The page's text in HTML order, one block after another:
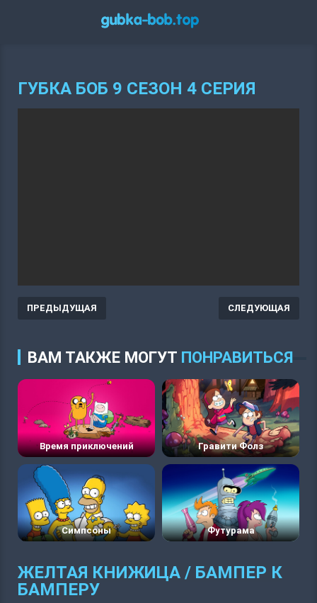
ГУБКА БОБ 9 СЕЗОН 4 СЕРИЯ
ПРЕДЫДУЩАЯ СЛЕДУЮЩАЯ
ВАМ ТАКЖЕ МОГУТ ПОНРАВИТЬСЯ
Время приключений Гравити Фолз
Симпсоны Футурама
ЖЕЛТАЯ КНИЖИЦА / БАМПЕР К
БАМПЕРУ